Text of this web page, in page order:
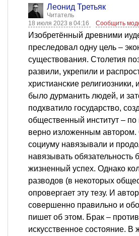
Леонид Третьяк
Читатель
18 июля 2023 в 04:16
Сообщить
Изобретённый древними
преследовал одну цель –
существования. Столетия
развили, укрепили и
христианские религиозники,
было дурманить людей, и
подхватило государство,
общественный институт –
верно изложенным автором.
социуму навязывали и
навязывать обязательность
жизненный успех. Однако
разводов (в некоторых
опровергает эту тезу. И
совершенно правильно и
пишет об этом. Брак –
искусственное состояние.